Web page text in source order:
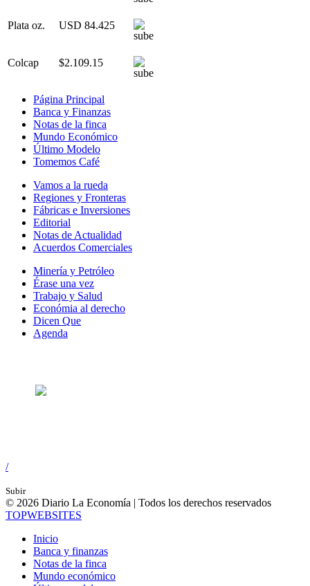
Plata oz. USD 84.425
Colcap $2.109.15
Página Principal
Banca y Finanzas
Notas de la finca
Mundo Económico
Último Modelo
Tomemos Café
Vamos a la rueda
Regiones y Fronteras
Fábricas e Inversiones
Editorial
Notas de Actualidad
Acuerdos Comerciales
Minería y Petróleo
Érase una vez
Trabajo y Salud
Económia al derecho
Dicen Que
Agenda
/
Subir
© 2026 Diario La Economía | Todos los derechos reservados
TOPWEBSITES
Inicio
Banca y finanzas
Notas de la finca
Mundo económico